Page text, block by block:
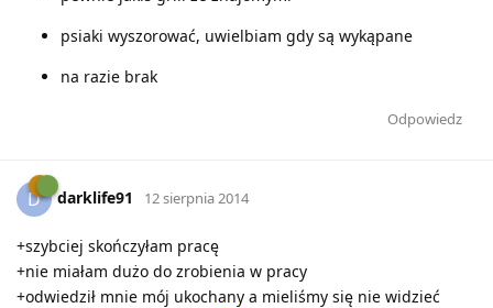
psiaki wyszorować, uwielbiam gdy są wykąpane
na razie brak
Odpowiedz
D darklife91 12 sierpnia 2014
+szybciej skończyłam pracę
+nie miałam dużo do zrobienia w pracy
+odwiedził mnie mój ukochany a mieliśmy się nie widzieć